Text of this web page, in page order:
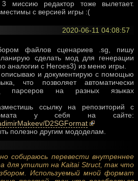
3 миссию редактор тоже вылетает.
с версией игры :(
2020-06-11 04:08:57
файлов сценариев .sg, пишу
сделать мод для генерации
аналогии с Heroes3) из меню игры.
и документирую с помощью
что позволяет автоматически
парсеров на разных языках
ссылку на репозиторий с
у себя на сайте:
D2SGFormat
полезно другим мододелам.
собираюсь перевести внутреннее
для утилит на Kaitai Struct, так что
Используемый мной формат